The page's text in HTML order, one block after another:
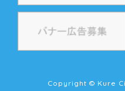
Copyright © Kure